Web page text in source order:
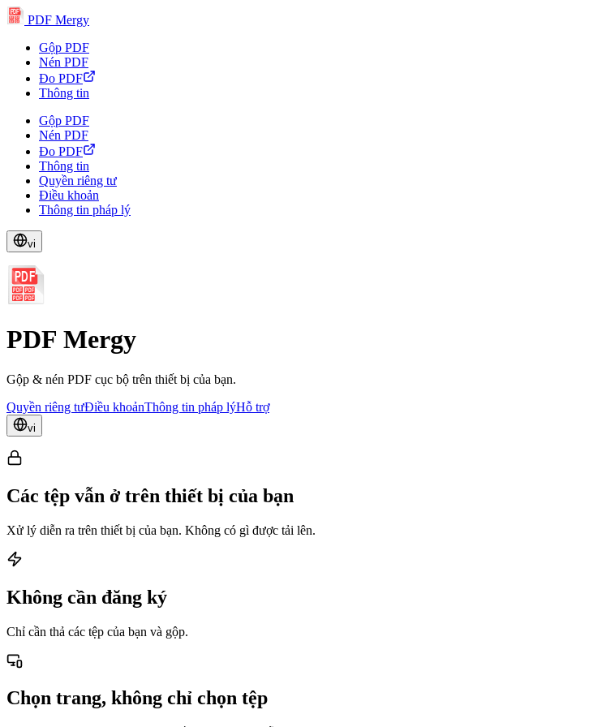
PDF
PDF
PDF
PDF
PDF
PDF Mergy
Gộp PDF
Nén PDF
Đo PDF
Thông tin
Gộp PDF
Nén PDF
Đo PDF
Thông tin
Quyền riêng tư
Điều khoản
Thông tin pháp lý
vi
PDF
PDF
PDF
PDF
PDF
PDF Mergy
Gộp & nén PDF cục bộ trên thiết bị của bạn.
Quyền riêng tưĐiều khoảnThông tin pháp lýHỗ trợ
vi
Các tệp vẫn ở trên thiết bị của bạn
Xử lý diễn ra trên thiết bị của bạn. Không có gì được tải lên.
Không cần đăng ký
Chỉ cần thả các tệp của bạn và gộp.
Chọn trang, không chỉ chọn tệp